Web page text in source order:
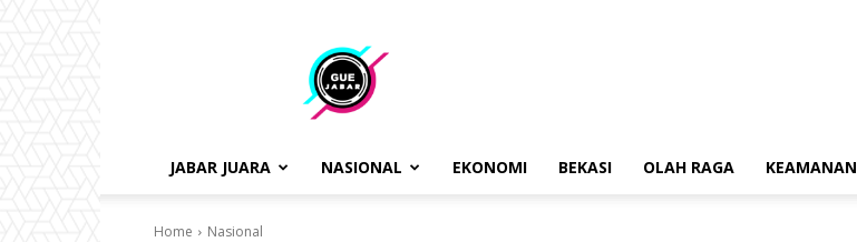
gue
jabar
JABAR JUARA NASIONAL EKONOMI BEKASI OLAH RAGA KEAMANAN
Home Nasional